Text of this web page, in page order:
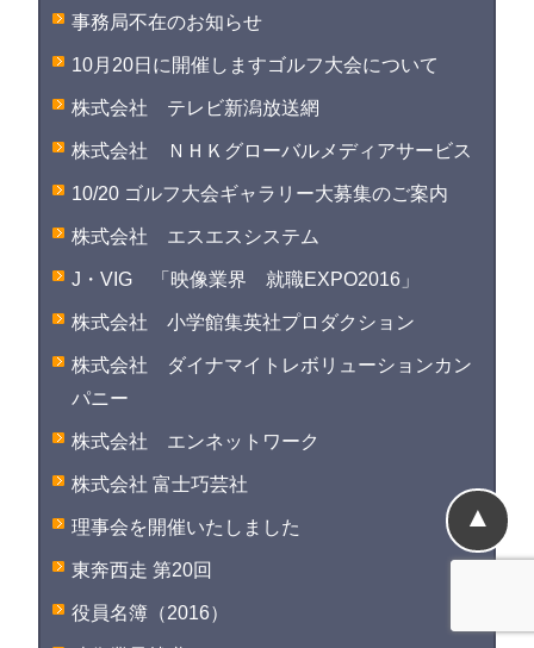
事務局不在のお知らせ
10月20日に開催しますゴルフ大会について
株式会社 テレビ新潟放送網
株式会社 ＮＨＫグローバルメディアサービス
10/20 ゴルフ大会ギャラリー大募集のご案内
株式会社 エスエスシステム
J・VIG 「映像業界 就職EXPO2016」
株式会社 小学館集英社プロダクション
株式会社 ダイナマイトレボリューションカン
パニー
株式会社 エンネットワーク
株式会社 富士巧芸社
理事会を開催いたしました
東奔西走 第20回
役員名簿（2016）
▲